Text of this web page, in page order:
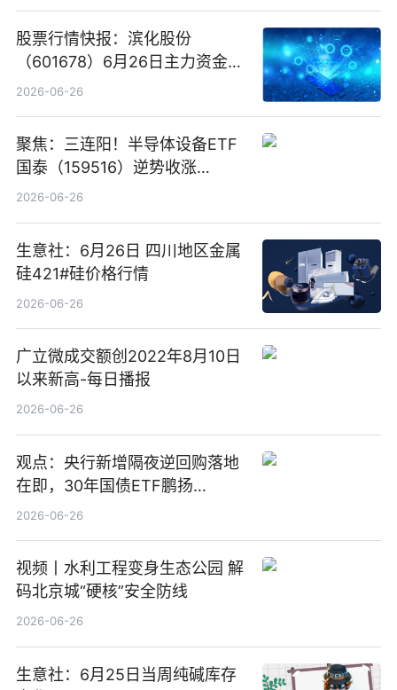
股票行情快报：滨化股份
（601678）6月26日主力资金净
卖出5964.34万元
2026-06-26
聚焦：三连阳！半导体设备ETF
国泰（159516）逆势收涨
3.5%，近10日累计净流入超65
2026-06-26
生意社：6月26日 四川地区金属
硅421#硅价格行情
2026-06-26
广立微成交额创2022年8月10日
以来新高-每日播报
2026-06-26
观点：央行新增隔夜逆回购落地
在即，30年国债ETF鹏扬
(511090) 盘中小幅上涨
2026-06-26
视频丨水利工程变身生态公园 解
码北京城“硬核”安全防线
2026-06-26
生意社：6月25日当周纯碱库存